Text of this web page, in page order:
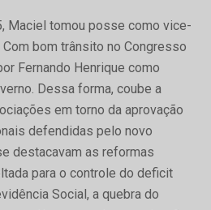
Maciel tomou posse como vice-
bom trânsito no Congresso
Fernando Henrique como
Dessa forma, coube a
em torno da aprovação
defendidas pelo novo
destacavam as reformas
para o controle do deficit
Social, a quebra do